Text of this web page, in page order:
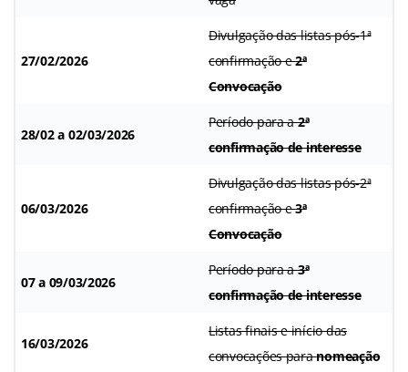
27/02/2026
Divulgação das listas pós-1ª
confirmação e2ª
Convocação
28/02 a 02/03/2026
Período para a2ª
confirmação de interesse
06/03/2026
Divulgação das listas pós-2ª
confirmação e3ª
Convocação
07 a 09/03/2026
Período para a3ª
confirmação de interesse
16/03/2026
Listas finais e início das
convocações paranomeação